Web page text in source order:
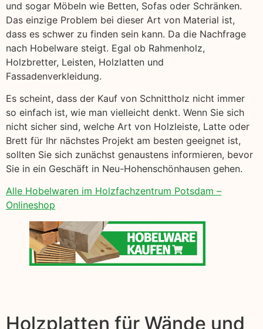
und sogar Möbeln wie Betten, Sofas oder Schränken.
Das einzige Problem bei dieser Art von Material ist,
dass es schwer zu finden sein kann. Da die Nachfrage
nach Hobelware steigt. Egal ob Rahmenholz,
Holzbretter, Leisten, Holzlatten und
Fassadenverkleidung.
Es scheint, dass der Kauf von Schnittholz nicht immer
so einfach ist, wie man vielleicht denkt. Wenn Sie sich
nicht sicher sind, welche Art von Holzleiste, Latte oder
Brett für Ihr nächstes Projekt am besten geeignet ist,
sollten Sie sich zunächst genaustens informieren, bevor
Sie in ein Geschäft in Neu-Hohenschönhausen gehen.
Alle Hobelwaren im Holzfachzentrum Potsdam –
Onlineshop
Holzplatten für Wände und